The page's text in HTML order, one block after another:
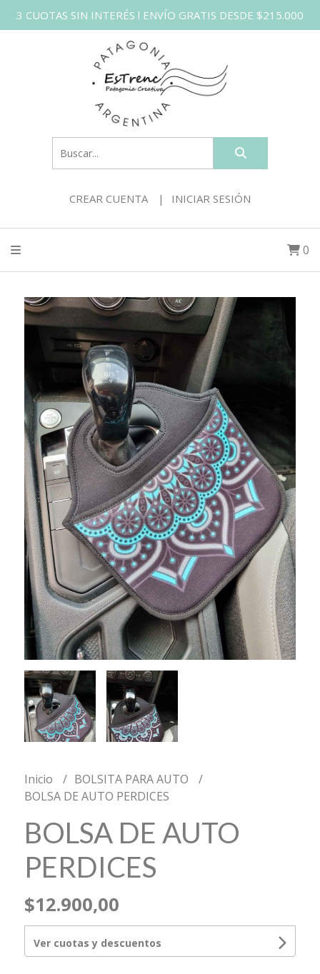
3 CUOTAS SIN INTERÉS l ENVÍO GRATIS DESDE $215.000
CREAR CUENTA INICIAR SESIÓN
0
Inicio
BOLSITA PARA AUTO
BOLSA DE AUTO PERDICES
BOLSA DE AUTO
PERDICES
$12.900,00
Ver cuotas y descuentos